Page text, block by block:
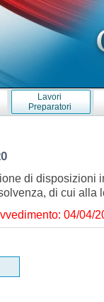
Lavori
Preparatori
di disposizioni
di cui alla
04/04/